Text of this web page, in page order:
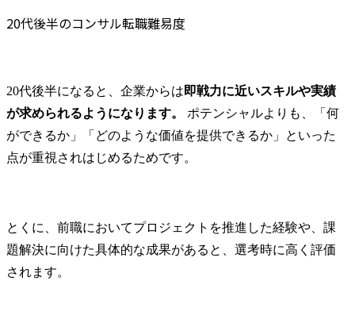
働くことを考えると、安定性より自分が興味を持って取り
組める仕事に就きたいと思うようになりました。 友人もキ
り、戦略的な課題に取り組みたいという気持ちが強くなり
ました。 4社です。 支援を受けるならちゃんとコンサルタ
そのような経歴の方とお話ししました。その中でMyVision
の河瀬さんの話が一番ロジカルでわかりやすく、私の思う
はさすがコンサルタント経験者という感じで、あらゆるこ
とを構造化してわかりやすく説明いただけました。私がブ
レスト的に話したキャリアビジョンや現職での取り組みに
ついても、話をした直後にわかりやすくまとめていただ
20代後半のコンサル転職難易度
20代後半になると、企業からは即戦力に近いスキルや実績
が求められるようになります。
ポテンシャルよりも、「何
ができるか」「どのような価値を提供できるか」といった
点が重視されはじめるためです。
とくに、前職においてプロジェクトを推進した経験や、課
題解決に向けた具体的な成果があると、選考時に高く評価
されます。